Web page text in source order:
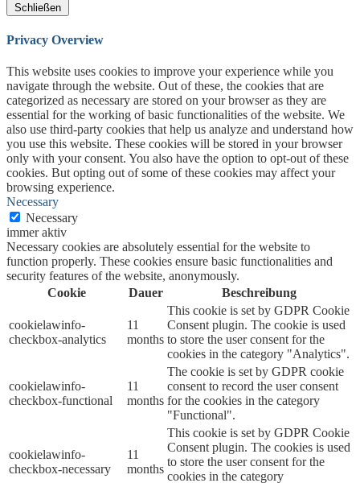
Schließen
Privacy Overview
This website uses cookies to improve your experience while you
navigate through the website. Out of these, the cookies that are
categorized as necessary are stored on your browser as they are
essential for the working of basic functionalities of the website. We
also use third-party cookies that help us analyze and understand how
you use this website. These cookies will be stored in your browser
only with your consent. You also have the option to opt-out of these
cookies. But opting out of some of these cookies may affect your
browsing experience.
Necessary
Necessary
immer aktiv
Necessary cookies are absolutely essential for the website to
function properly. These cookies ensure basic functionalities and
security features of the website, anonymously.
Cookie
Dauer Beschreibung
cookielawinfo-
checkbox-analytics
11
months
This cookie is set by GDPR Cookie
Consent plugin. The cookie is used
to store the user consent for the
cookies in the category "Analytics".
cookielawinfo-
checkbox-functional
11
months
The cookie is set by GDPR cookie
consent to record the user consent
for the cookies in the category
"Functional".
cookielawinfo-
checkbox-necessary
11
months
This cookie is set by GDPR Cookie
Consent plugin. The cookies is used
to store the user consent for the
cookies in the category